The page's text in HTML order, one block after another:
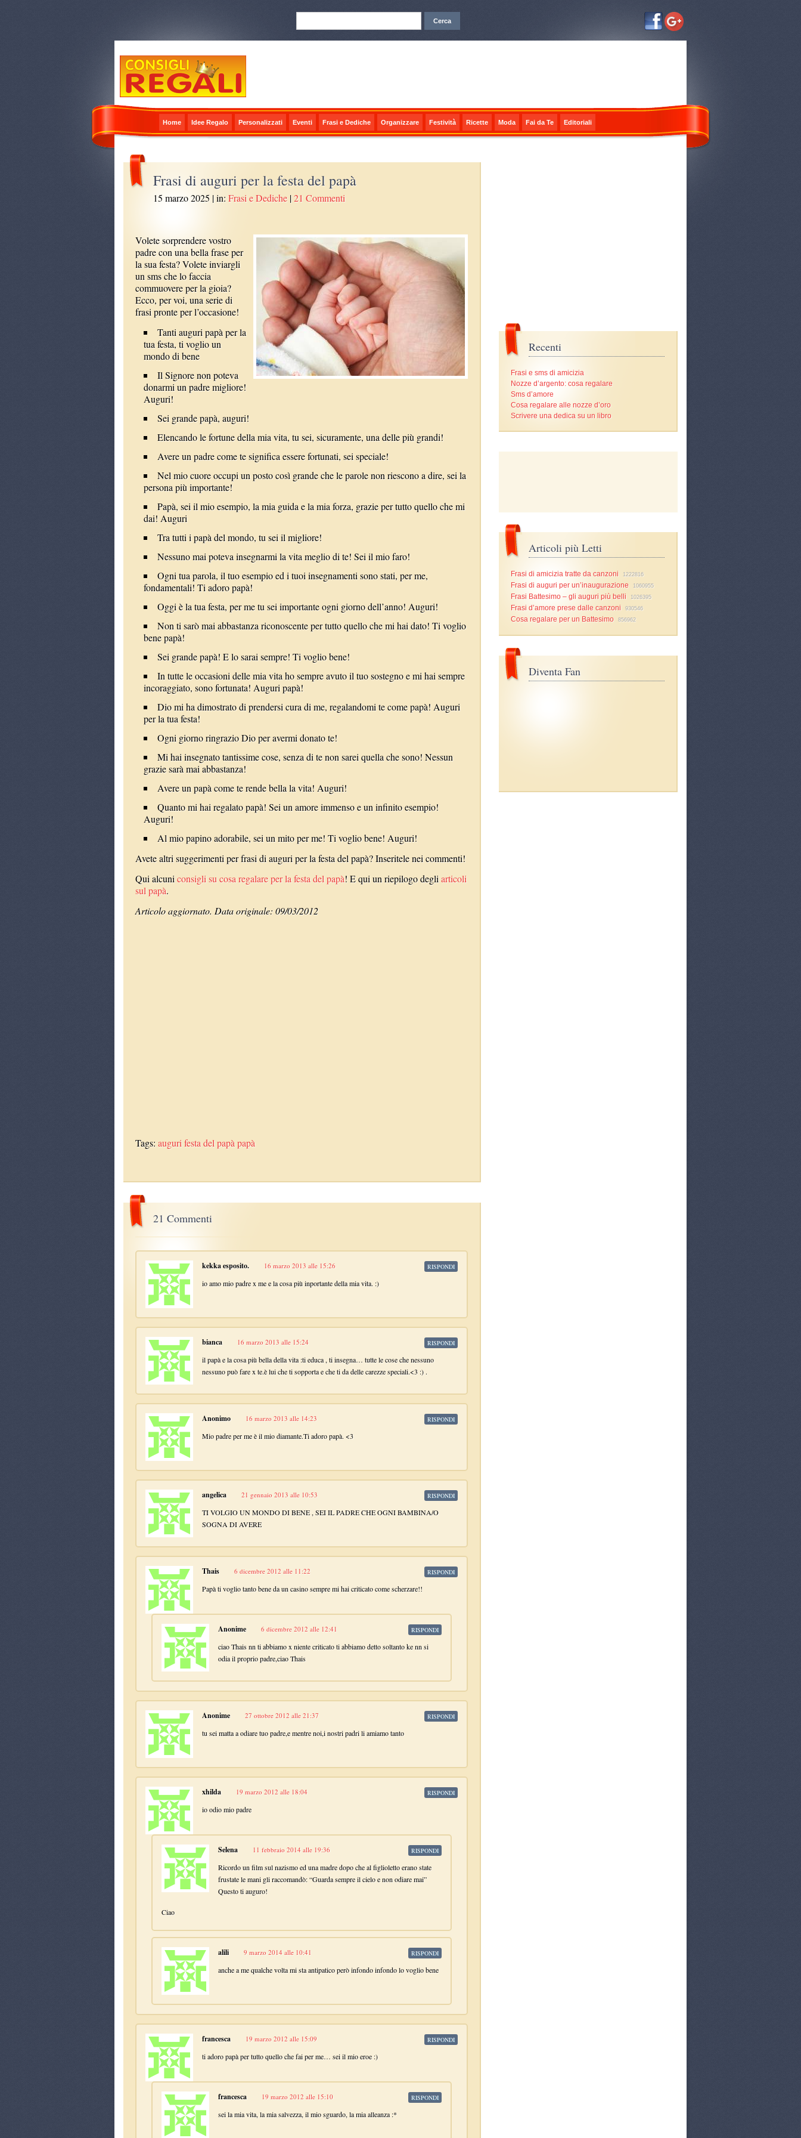
Home Idee Regalo Personalizzati Eventi Frasi e Dediche Organizzare Festività Ricette Moda Fai da Te Editoriali
Frasi di auguri per la festa del papà
15 marzo 2025 | in:Frasi e Dediche |21 Commenti
Volete sorprendere vostro
padre con una bella frase per
la sua festa? Volete inviargli
un sms che lo faccia
commuovere per la gioia?
Ecco, per voi, una serie di
frasi pronte per l’occasione!
Tanti auguri papà per la
tua festa, ti voglio un
mondo di bene
Il Signore non poteva
donarmi un padre migliore!
Auguri!
Sei grande papà, auguri!
Elencando le fortune della mia vita, tu sei, sicuramente, una delle più grandi!
Avere un padre come te significa essere fortunati, sei speciale!
Nel mio cuore occupi un posto così grande che le parole non riescono a dire, sei la
persona più importante!
Papà, sei il mio esempio, la mia guida e la mia forza, grazie per tutto quello che mi
dai! Auguri
Tra tutti i papà del mondo, tu sei il migliore!
Nessuno mai poteva insegnarmi la vita meglio di te! Sei il mio faro!
Ogni tua parola, il tuo esempio ed i tuoi insegnamenti sono stati, per me,
fondamentali! Ti adoro papà!
Oggi è la tua festa, per me tu sei importante ogni giorno dell’anno! Auguri!
Non ti sarò mai abbastanza riconoscente per tutto quello che mi hai dato! Ti voglio
bene papà!
Sei grande papà! E lo sarai sempre! Ti voglio bene!
In tutte le occasioni delle mia vita ho sempre avuto il tuo sostegno e mi hai sempre
incoraggiato, sono fortunata! Auguri papà!
Dio mi ha dimostrato di prendersi cura di me, regalandomi te come papà! Auguri
per la tua festa!
Ogni giorno ringrazio Dio per avermi donato te!
Mi hai insegnato tantissime cose, senza di te non sarei quella che sono! Nessun
grazie sarà mai abbastanza!
Avere un papà come te rende bella la vita! Auguri!
Quanto mi hai regalato papà! Sei un amore immenso e un infinito esempio!
Auguri!
Al mio papino adorabile, sei un mito per me! Ti voglio bene! Auguri!
Avete altri suggerimenti per frasi di auguri per la festa del papà? Inseritele nei commenti!
Qui alcuniconsigli su cosa regalare per la festa del papà! E qui un riepilogo degliarticoli
sul papà.
Articolo aggiornato. Data originale: 09/03/2012
Tags:augurifesta del papàpapà
Recenti
Frasi e sms di amicizia
Nozze d’argento: cosa regalare
Sms d’amore
Cosa regalare alle nozze d’oro
Scrivere una dedica su un libro
Articoli più Letti
Frasi di amicizia tratte da canzoni 1222816
Frasi di auguri per un’inaugurazione 1060955
Frasi Battesimo – gli auguri più belli 1026395
Frasi d’amore prese dalle canzoni 930546
Cosa regalare per un Battesimo 856962
Diventa Fan
21 Commenti
kekka esposito. 16 marzo 2013 alle 15:26
io amo mio padre x me e la cosa più inportante della mia vita. :)
RISPONDI
bianca 16 marzo 2013 alle 15:24
il papà e la cosa più bella della vita :ti educa , ti insegna… tutte le cose che nessuno
nessuno può fare x te.è lui che ti sopporta e che ti da delle carezze speciali.<3 :) .
RISPONDI
Anonimo 16 marzo 2013 alle 14:23
Mio padre per me è il mio diamante.Ti adoro papà. <3
RISPONDI
angelica 21 gennaio 2013 alle 10:53
TI VOLGIO UN MONDO DI BENE , SEI IL PADRE CHE OGNI BAMBINA/O
SOGNA DI AVERE
RISPONDI
Thais 6 dicembre 2012 alle 11:22
Papà ti voglio tanto bene da un casino sempre mi hai criticato come scherzare!!
RISPONDI
Anonime 6 dicembre 2012 alle 12:41
ciao Thais nn ti abbiamo x niente criticato ti abbiamo detto soltanto ke nn si
odia il proprio padre,ciao Thais
RISPONDI
Anonime 27 ottobre 2012 alle 21:37
tu sei matta a odiare tuo padre,e mentre noi,i nostri padri li amiamo tanto
RISPONDI
xhilda 19 marzo 2012 alle 18:04
io odio mio padre
RISPONDI
Selena 11 febbraio 2014 alle 19:36
Ricordo un film sul nazismo ed una madre dopo che al figlioletto erano state
frustate le mani gli raccomandò: “Guarda sempre il cielo e non odiare mai”
Questo ti auguro!
Ciao
RISPONDI
alili 9 marzo 2014 alle 10:41
anche a me qualche volta mi sta antipatico però infondo infondo lo voglio bene
RISPONDI
francesca 19 marzo 2012 alle 15:09
ti adoro papà per tutto quello che fai per me… sei il mio eroe :)
RISPONDI
francesca 19 marzo 2012 alle 15:10
sei la mia vita, la mia salvezza, il mio sguardo, la mia alleanza :*
RISPONDI